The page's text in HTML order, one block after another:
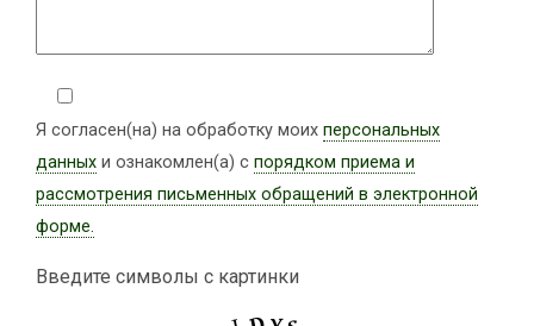
Я согласен(на) на обработку моих персональных
данных и ознакомлен(а) с порядком приема и
рассмотрения письменных обращений в электронной
форме.
Введите символы с картинки